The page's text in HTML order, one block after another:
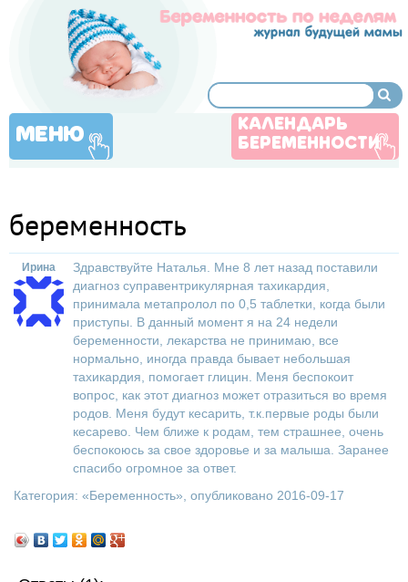
МЕНЮ
КАЛЕНДАРЬ
БЕРЕМЕННОСТИ
беременность
Ирина
Здравствуйте Наталья. Мне 8 лет назад поставили
диагноз суправентрикулярная тахикардия,
принимала метапролол по 0,5 таблетки, когда были
приступы. В данный момент я на 24 недели
беременности, лекарства не принимаю, все
нормально, иногда правда бывает небольшая
тахикардия, помогает глицин. Меня беспокоит
вопрос, как этот диагноз может отразиться во время
родов. Меня будут кесарить, т.к.первые роды были
кесарево. Чем ближе к родам, тем страшнее, очень
беспокоюсь за свое здоровье и за малыша. Заранее
спасибо огромное за ответ.
Категория: «Беременность», опубликовано 2016-09-17